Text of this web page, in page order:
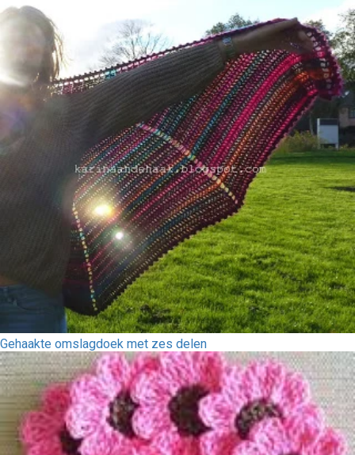
Gehaakte omslagdoek met zes delen